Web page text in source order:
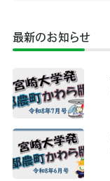
最新のお知らせ